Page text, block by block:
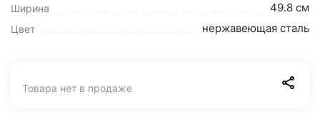
Ширина 49.8 см
Цвет нержавеющая сталь
Товара нет в продаже